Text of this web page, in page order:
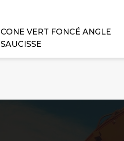
CONE VERT FONCÉ ANGLE
SAUCISSE